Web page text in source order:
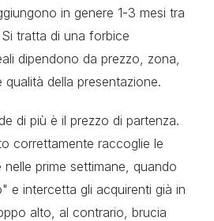
in genere 1-3 mesi tra
tratta di una forbice
dipendono da prezzo, zona,
della presentazione.
di più è il prezzo di partenza.
correttamente raccoglie le
prime settimane, quando
e intercetta gli acquirenti già in
alto, al contrario, brucia